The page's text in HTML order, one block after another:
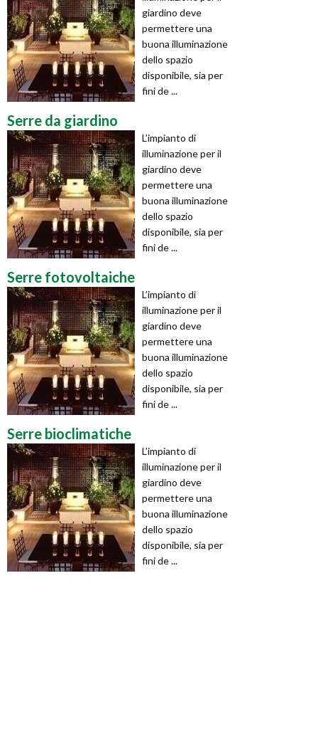
giardino deve
permettere una
buona illuminazione
dello spazio
disponibile, sia per
fini de ...
Serre da giardino
L’impianto di
illuminazione per il
giardino deve
permettere una
buona illuminazione
dello spazio
disponibile, sia per
fini de ...
Serre fotovoltaiche
L’impianto di
illuminazione per il
giardino deve
permettere una
buona illuminazione
dello spazio
disponibile, sia per
fini de ...
Serre bioclimatiche
L’impianto di
illuminazione per il
giardino deve
permettere una
buona illuminazione
dello spazio
disponibile, sia per
fini de ...